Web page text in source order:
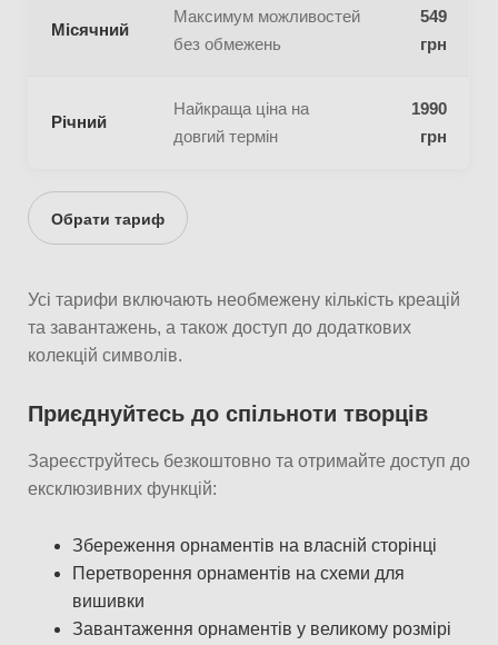
Місячний
Максимум можливостей
без обмежень
549
грн
Річний
Найкраща ціна на
довгий термін
1990
грн
Обрати тариф
Усі тарифи включають необмежену кількість креацій
та завантажень, а також доступ до додаткових
колекцій символів.
Приєднуйтесь до спільноти творців
Зареєструйтесь безкоштовно та отримайте доступ до
ексклюзивних функцій:
Збереження орнаментів на власній сторінці
Перетворення орнаментів на схеми для
вишивки
Завантаження орнаментів у великому розмірі